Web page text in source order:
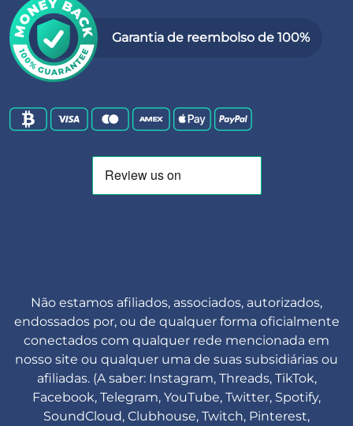
Garantia de reembolso de 100%
Não estamos afiliados, associados, autorizados,
endossados por, ou de qualquer forma oficialmente
conectados com qualquer rede mencionada em
nosso site ou qualquer uma de suas subsidiárias ou
afiliadas. (A saber: Instagram, Threads, TikTok,
Facebook, Telegram, YouTube, Twitter, Spotify,
SoundCloud, Clubhouse, Twitch, Pinterest,